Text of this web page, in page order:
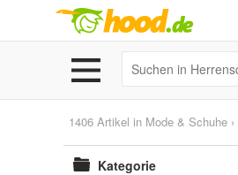
1406 Artikel in Mode & Schuhe ›
Kategorie